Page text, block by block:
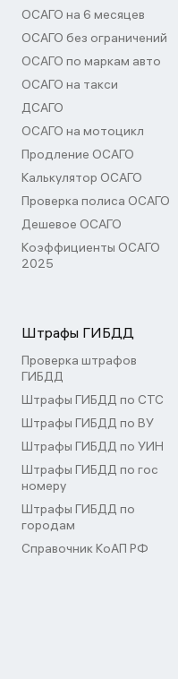
ОСАГО на 6 месяцев
ОСАГО без ограничений
ОСАГО по маркам авто
ОСАГО на такси
ДСАГО
ОСАГО на мотоцикл
Продление ОСАГО
Калькулятор ОСАГО
Проверка полиса ОСАГО
Дешевое ОСАГО
Коэффициенты ОСАГО
2025
Штрафы ГИБДД
Проверка штрафов
ГИБДД
Штрафы ГИБДД по СТС
Штрафы ГИБДД по ВУ
Штрафы ГИБДД по УИН
Штрафы ГИБДД по гос
номеру
Штрафы ГИБДД по
городам
Справочник КоАП РФ